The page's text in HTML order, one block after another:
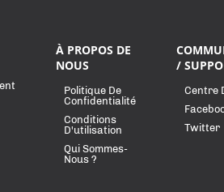
À PROPOS DE
NOUS
Politique De
Confidentialité
Conditions
D'utilisation
Qui Sommes-
Nous ?
/
Centre
Twitter